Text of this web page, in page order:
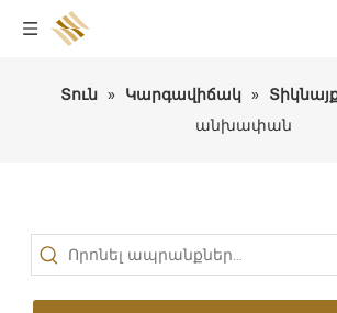
Տուն » Կարգավիճակ »
անխափան